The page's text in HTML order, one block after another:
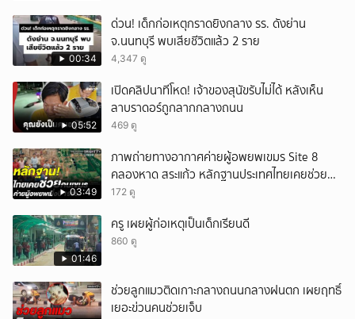
00:34
ด่วน! เด็กก่อเหตุกราดยิงกลาง รร. ดังย่าน
จ.นนทบุรี พบเสียชีวิตแล้ว 2 ราย
4,347 ดู
05:52
เปิดคลิปนาทีโหด! เจ้าของสุนัขรับไม่ได้ หลังเห็น
ลาบราดอร์ถูกลากกลางถนน
469 ดู
03:49
ภาพถ่ายทางอากาศค่ายผู้อพยพเขมร Site 8
คลองหาด สระแก้ว หลักฐานประเทศไทยเคยช่วยคน
เขมร
172 ดู
01:46
ครู เผยผู้ก่อเหตุเป็นเด็กเรียนดี
860 ดู
ช่วยลูกแมวติดเกาะกลางถนนกลางฝนตก เผยฤทธิ์
เยอะข่วนคนช่วยเจ็บ